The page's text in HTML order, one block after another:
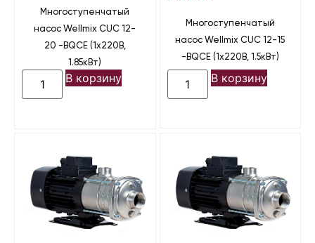
Многоступенчатый
насос Wellmix CUC 12-
20 -BQCE (1х220В,
1.85кВт)
В корзину
Многоступенчатый
насос Wellmix CUC 12-15
-BQCE (1х220В, 1.5кВт)
В корзину